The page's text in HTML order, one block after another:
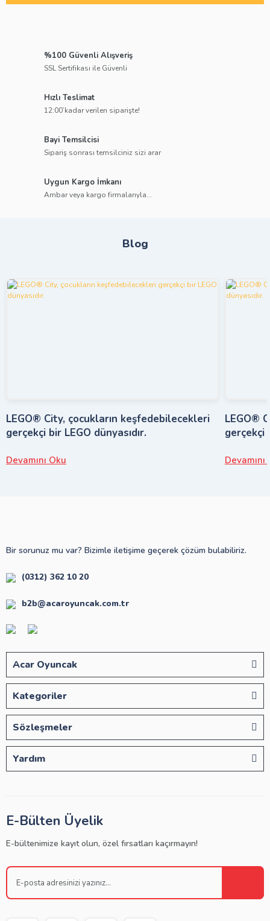
%100 Güvenli Alışveriş
SSL Sertifikası ile Güvenli
Hızlı Teslimat
12:00’kadar verilen siparişte!
Bayi Temsilcisi
Sipariş sonrası temsilciniz sizi arar
Uygun Kargo İmkanı
Ambar veya kargo firmalarıyla...
Blog
LEGO® City, çocukların keşfedebilecekleri
gerçekçi bir LEGO dünyasıdır.
Devamını Oku
LEGO®
gerçekçi
Devamını
Bir sorunuz mu var? Bizimle iletişime geçerek çözüm bulabiliriz.
(0312) 362 10 20
b2b@acaroyuncak.com.tr
Acar Oyuncak
Kategoriler
Sözleşmeler
Yardım
E-Bülten Üyelik
E-bültenimize kayıt olun, özel fırsatları kaçırmayın!